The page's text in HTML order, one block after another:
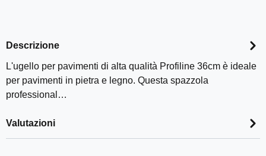
Descrizione
L'ugello per pavimenti di alta qualità Profiline 36cm è ideale
per pavimenti in pietra e legno. Questa spazzola
professional…
Valutazioni